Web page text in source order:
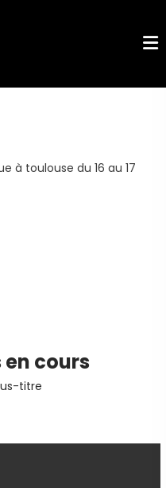
à toulouse du 16 au 17
cours
titre